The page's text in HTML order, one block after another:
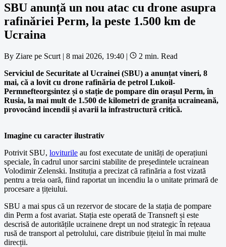
SBU anunță un nou atac cu drone asupra
rafinăriei Perm, la peste 1.500 km de
Ucraina
By Ziare pe Scurt | 8 mai 2026, 19:40 |
2 min. Read
Serviciul de Securitate al Ucrainei (SBU) a anunțat vineri, 8
mai, că a lovit cu drone rafinăria de petrol Lukoil-
Permnefteorgsintez și o stație de pompare din orașul Perm, în
Rusia, la mai mult de 1.500 de kilometri de granița ucraineană,
provocând incendii și avarii la infrastructură critică.
Imagine cu caracter ilustrativ
Potrivit SBU, loviturile au fost executate de unități de operațiuni
speciale, în cadrul unor sarcini stabilite de președintele ucrainean
Volodimir Zelenski. Instituția a precizat că rafinăria a fost vizată
pentru a treia oară, fiind raportat un incendiu la o unitate primară de
procesare a țițeiului.
SBU a mai spus că un rezervor de stocare de la stația de pompare
din Perm a fost avariat. Stația este operată de Transneft și este
descrisă de autoritățile ucrainene drept un nod strategic în rețeaua
rusă de transport al petrolului, care distribuie țițeiul în mai multe
direcții.